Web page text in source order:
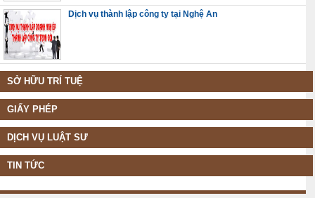
Dịch vụ thành lập công ty tại Nghệ An
SỞ HỮU TRÍ TUỆ
GIẤY PHÉP
DỊCH VỤ LUẬT SƯ
TIN TỨC